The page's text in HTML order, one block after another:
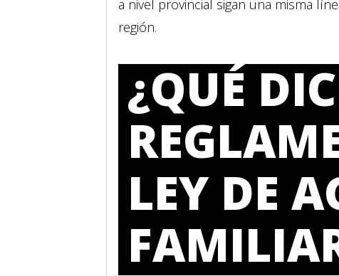
a nivel provincial sigan una misma
región.
¿QUÉ
LEY DE